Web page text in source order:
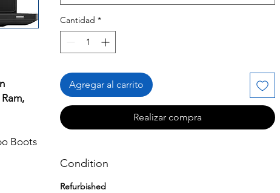
Boots
Cantidad *
Agregar al carrito
Realizar compra
Condition
Refurbished